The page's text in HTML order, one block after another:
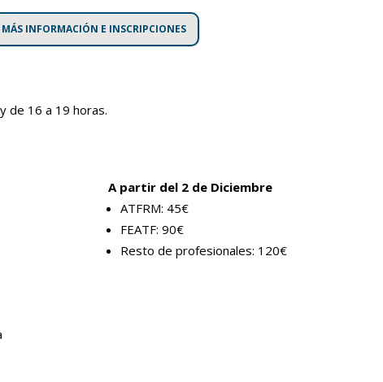
MÁS INFORMACIÓN E INSCRIPCIONES
de 16 a 19 horas.
A partir del 2 de Diciembre
ATFRM: 45€
FEATF: 90€
Resto de profesionales: 120€